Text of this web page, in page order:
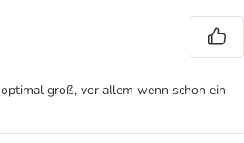
groß, vor allem wenn schon ein